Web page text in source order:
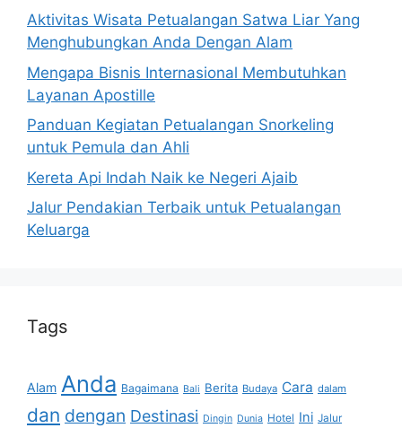
Aktivitas Wisata Petualangan Satwa Liar Yang
Menghubungkan Anda Dengan Alam
Mengapa Bisnis Internasional Membutuhkan
Layanan Apostille
Panduan Kegiatan Petualangan Snorkeling
untuk Pemula dan Ahli
Kereta Api Indah Naik ke Negeri Ajaib
Jalur Pendakian Terbaik untuk Petualangan
Keluarga
Tags
Alam Anda Bagaimana Bali Berita Budaya Cara dalam
dan dengan Destinasi Dingin Dunia Hotel Ini Jalur